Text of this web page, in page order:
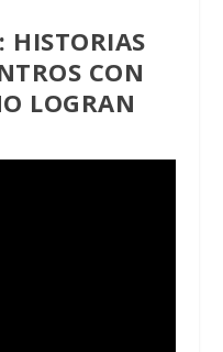
HISTORIAS
CON
LOGRAN